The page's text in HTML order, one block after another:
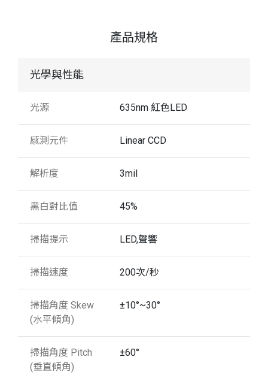
產品規格
光學與性能
光源 635nm 紅色LED
感測元件 Linear CCD
解析度 3mil
黑白對比值 45%
掃描提示 LED,聲響
掃描速度 200次/秒
掃描角度 Skew
(水平傾角)
±10°~30°
掃描角度 Pitch
(垂直傾角)
±60°